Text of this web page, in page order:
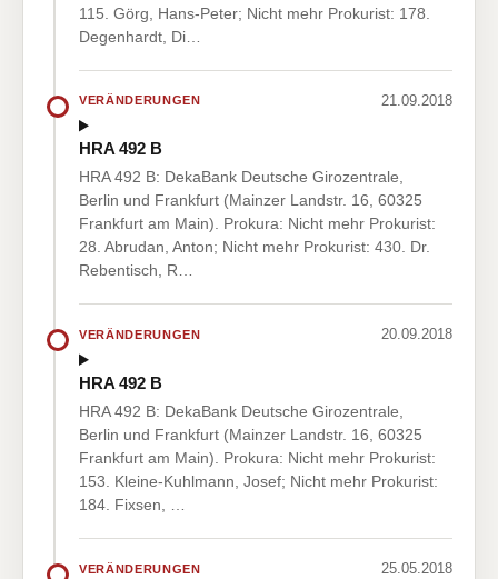
115. Görg, Hans-Peter; Nicht mehr Prokurist: 178.
Degenhardt, Di…
VERÄNDERUNGEN 21.09.2018
HRA 492 B
HRA 492 B: DekaBank Deutsche Girozentrale,
Berlin und Frankfurt (Mainzer Landstr. 16, 60325
Frankfurt am Main). Prokura: Nicht mehr Prokurist:
28. Abrudan, Anton; Nicht mehr Prokurist: 430. Dr.
Rebentisch, R…
VERÄNDERUNGEN 20.09.2018
HRA 492 B
HRA 492 B: DekaBank Deutsche Girozentrale,
Berlin und Frankfurt (Mainzer Landstr. 16, 60325
Frankfurt am Main). Prokura: Nicht mehr Prokurist:
153. Kleine-Kuhlmann, Josef; Nicht mehr Prokurist:
184. Fixsen, …
VERÄNDERUNGEN 25.05.2018